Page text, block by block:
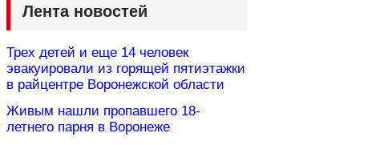
Лента новостей
Трех детей и еще 14 человек
эвакуировали из горящей пятиэтажки
в райцентре Воронежской области
Живым нашли пропавшего 18-
летнего парня в Воронеже